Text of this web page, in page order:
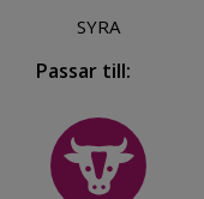
SYRA
Passar till: